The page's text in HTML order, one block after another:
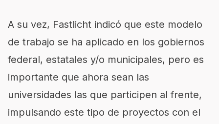
A su vez, Fastlicht indicó que este modelo
de trabajo se ha aplicado en los gobiernos
federal, estatales y/o municipales, pero es
importante que ahora sean las
universidades las que participen al frente,
impulsando este tipo de proyectos con el